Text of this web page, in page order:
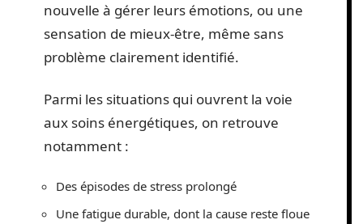
nouvelle à gérer leurs émotions, ou une
sensation de mieux-être, même sans
problème clairement identifié.
Parmi les situations qui ouvrent la voie
aux soins énergétiques, on retrouve
notamment :
Des épisodes de stress prolongé
Une fatigue durable, dont la cause reste floue